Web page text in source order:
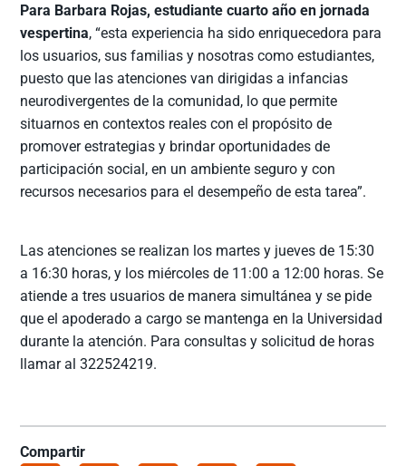
Para Barbara Rojas, estudiante cuarto año en jornada
vespertina, “esta experiencia ha sido enriquecedora para
los usuarios, sus familias y nosotras como estudiantes,
puesto que las atenciones van dirigidas a infancias
neurodivergentes de la comunidad, lo que permite
situarnos en contextos reales con el propósito de
promover estrategias y brindar oportunidades de
participación social, en un ambiente seguro y con
recursos necesarios para el desempeño de esta tarea”.
Las atenciones se realizan los martes y jueves de 15:30
a 16:30 horas, y los miércoles de 11:00 a 12:00 horas. Se
atiende a tres usuarios de manera simultánea y se pide
que el apoderado a cargo se mantenga en la Universidad
durante la atención. Para consultas y solicitud de horas
llamar al 322524219.
Compartir